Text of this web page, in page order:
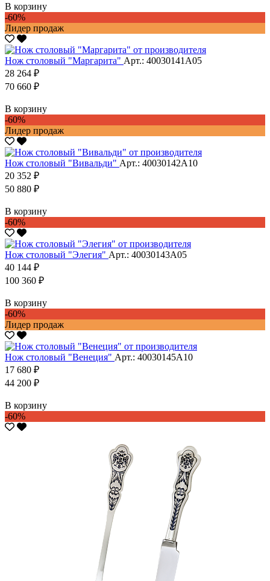
В корзину
-60%
Лидер продаж
Нож столовый "Маргарита" Арт.: 40030141А05
28 264 ₽
70 660 ₽
В корзину
-60%
Лидер продаж
Нож столовый "Вивальди" Арт.: 40030142А10
20 352 ₽
50 880 ₽
В корзину
-60%
Нож столовый "Элегия" Арт.: 40030143А05
40 144 ₽
100 360 ₽
В корзину
-60%
Лидер продаж
Нож столовый "Венеция" Арт.: 40030145А10
17 680 ₽
44 200 ₽
В корзину
-60%